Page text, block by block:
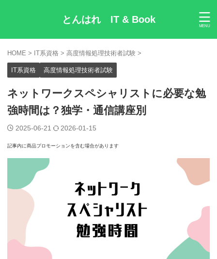
とんはれ IT & Book
HOME > IT系資格 > 高度情報処理技術者試験 >
IT系資格 高度情報処理技術者試験
ネットワークスペシャリストに必要な勉
強時間は？独学・通信講座別
2025-06-21 2026-01-15
記事内に商品プロモーションを含む場合があります